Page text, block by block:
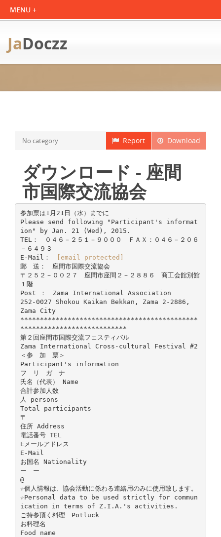
JaDoczz
Download
Report
No category
ダウンロード - 座間
市国際交流協会
参加票は1月21日（水）までに
Please send following "Participant's informat
ion" by Jan. 21 (Wed), 2015.
TEL： ０４６－２５１－９０００ ＦＡＸ：０４６－２０６
－６４９３
E-Mail：
[email protected]
郵 送： 座間市国際交流協会
〒２５２－００２７ 座間市座間２－２８８６ 商工会館別館
１階
Post ： Zama International Association
252-0027 Shokou Kaikan Bekkan, Zama 2-2886,
Zama City
*********************************************
***************************
第２回座間市国際交流フェスティバル
Zama International Cross-cultural Festival #2
＜参 加 票＞
Participant's information
フ リ ガ ナ
氏名（代表） Name
合計参加人数
人 persons
Total participants
〒
住所 Address
電話番号 TEL
Eメールアドレス
E-Mail
お国名 Nationality
ー ー
@
☆個人情報は、協会活動に係わる連絡用のみに使用致します。
☆Personal data to be used strictly for commun
ication in terms of Z.I.A.'s activities.
ご持参頂く料理 Potluck
お料理名
Food name